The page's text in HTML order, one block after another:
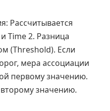
Рассчитывается
Time 2. Разница
(Threshold). Если
мера ассоциации
первому значению.
значению.